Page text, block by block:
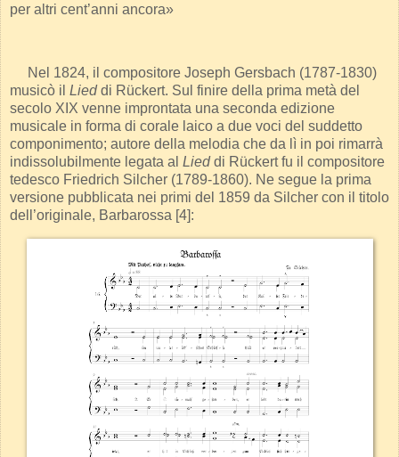
per altri cent’anni ancora»
Nel 1824, il compositore Joseph Gersbach (1787-1830)
musicò il Lieddi Rückert. Sul finire della prima metà del
secolo XIX venne improntata una seconda edizione
musicale in forma di corale laico a due voci del suddetto
componimento; autore della melodia che da lì in poi rimarrà
indissolubilmente legata al Lieddi Rückert fu il compositore
tedesco Friedrich Silcher (1789-1860). Ne segue la prima
versione pubblicata nei primi del 1859 da Silcher con il titolo
dell’originale, Barbarossa [4]: